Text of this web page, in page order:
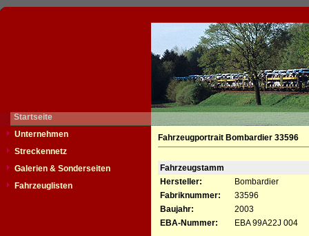
Startseite
Unternehmen
Streckennetz
Galerien & Sonderseiten
Fahrzeuglisten
Fahrzeugportrait Bombardier 33596
Fahrzeugstamm
Hersteller:
Bombardier
Fabriknummer:
33596
Baujahr:
2003
EBA-Nummer:
EBA 99A22J 004